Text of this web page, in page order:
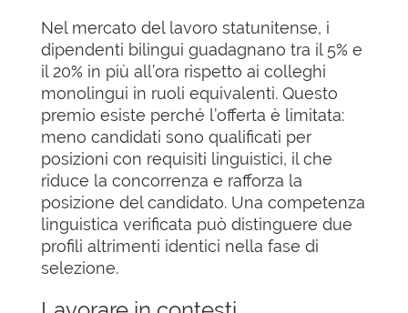
Nel mercato del lavoro statunitense, i
dipendenti bilingui guadagnano tra il 5% e
il 20% in più all’ora rispetto ai colleghi
monolingui in ruoli equivalenti. Questo
premio esiste perché l’offerta è limitata:
meno candidati sono qualificati per
posizioni con requisiti linguistici, il che
riduce la concorrenza e rafforza la
posizione del candidato. Una competenza
linguistica verificata può distinguere due
profili altrimenti identici nella fase di
selezione.